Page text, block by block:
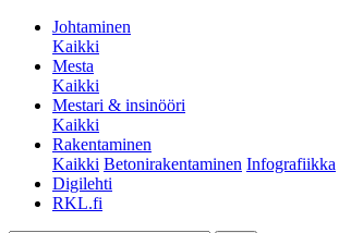
Johtaminen
Kaikki
Mesta
Kaikki
Mestari & insinööri
Kaikki
Rakentaminen
Kaikki Betonirakentaminen Infografiikka
Digilehti
RKL.fi